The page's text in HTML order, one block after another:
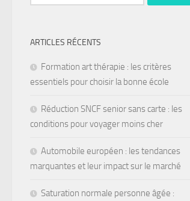
ARTICLES RÉCENTS
Formation art thérapie : les critères
essentiels pour choisir la bonne école
Réduction SNCF senior sans carte : les
conditions pour voyager moins cher
Automobile européen : les tendances
marquantes et leur impact sur le marché
Saturation normale personne âgée :